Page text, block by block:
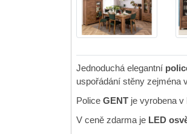
Jednoduchá elegantní
uspořádání stěny zejména
Police GENT je vyrobena
V ceně zdarma je LED